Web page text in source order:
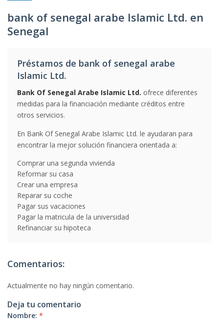
bank of senegal arabe Islamic Ltd. en
Senegal
Préstamos de bank of senegal arabe
Islamic Ltd.
Bank Of Senegal Arabe Islamic Ltd. ofrece diferentes
medidas para la financiación mediante créditos entre
otros servicios.
En Bank Of Senegal Arabe Islamic Ltd. le ayudaran para
encontrar la mejor solución financiera orientada a:
Comprar una segunda vivienda
Reformar su casa
Crear una empresa
Reparar su coche
Pagar sus vacaciones
Pagar la matricula de la universidad
Refinanciar su hipoteca
Comentarios:
Actualmente no hay ningún comentario.
Deja tu comentario
Nombre: *